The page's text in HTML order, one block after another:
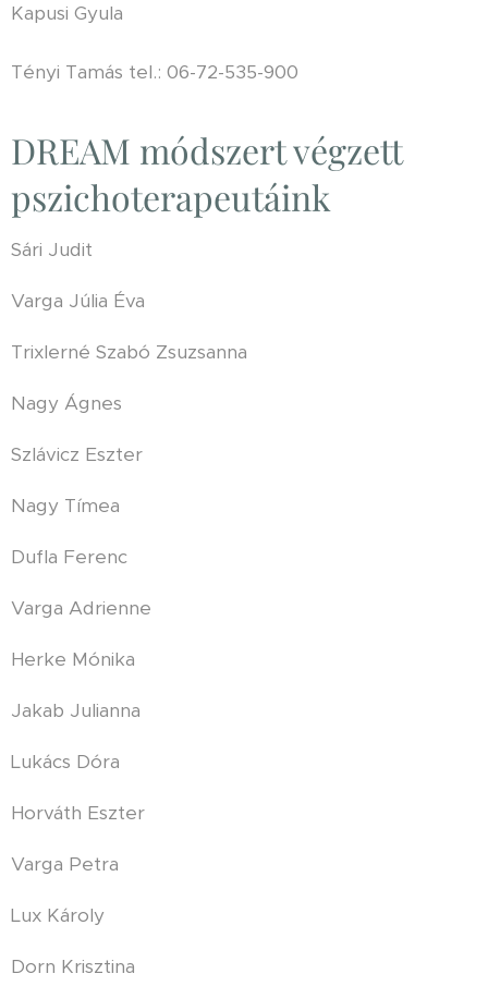
Kapusi Gyula
Tényi Tamás tel.: 06-72-535-900
DREAM módszert végzett
pszichoterapeutáink
Sári Judit
Varga Júlia Éva
Trixlerné Szabó Zsuzsanna
Nagy Ágnes
Szlávicz Eszter
Nagy Tímea
Dufla Ferenc
Varga Adrienne
Herke Mónika
Jakab Julianna
Lukács Dóra
Horváth Eszter
Varga Petra
Lux Károly
Dorn Krisztina